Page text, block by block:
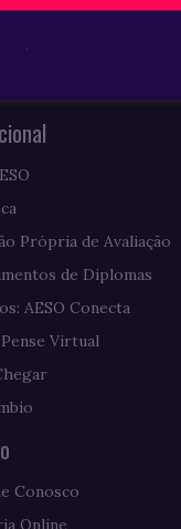
Própria de Avaliação
de Diplomas
AESO Conecta
Virtual
Conosco
Online